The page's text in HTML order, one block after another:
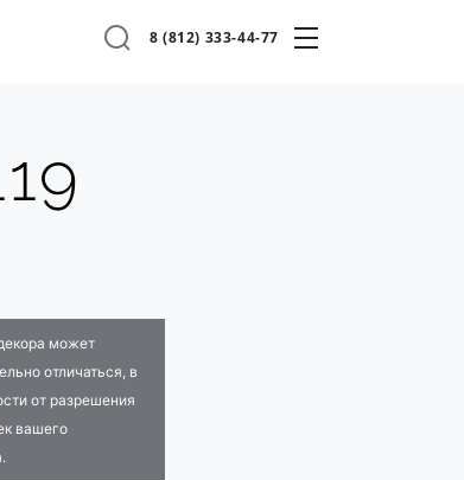
8 (812) 333-44-77
может
отличаться, в
от разрешения
вашего